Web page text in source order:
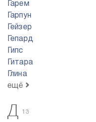
Гарем
Гарпун
Гейзер
Гепард
Гипс
Гитара
Глина
ещё
Д 13